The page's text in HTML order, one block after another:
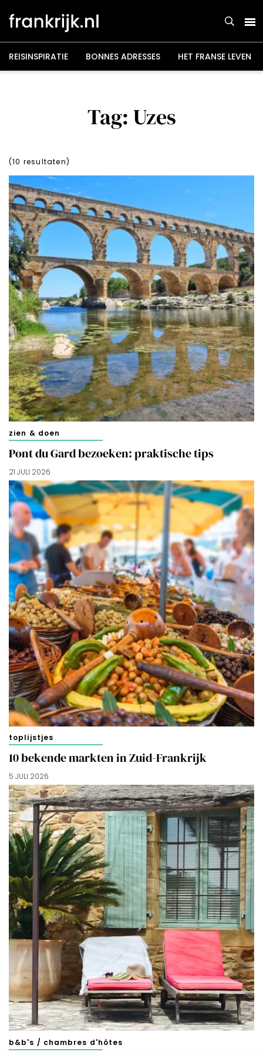
naar
inhoud
REISINSPIRATIE BONNES ADRESSES HET FRANSE LEVEN
Tag: Uzes
(10 resultaten)
zien & doen
Pont du Gard bezoeken: praktische tips
21 JULI 2026
toplijstjes
10 bekende markten in Zuid-Frankrijk
5 JULI 2026
b&b's / chambres d'hôtes